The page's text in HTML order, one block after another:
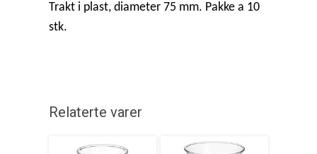
Trakt i plast, diameter 75 mm. Pakke a 10
stk.
Relaterte varer